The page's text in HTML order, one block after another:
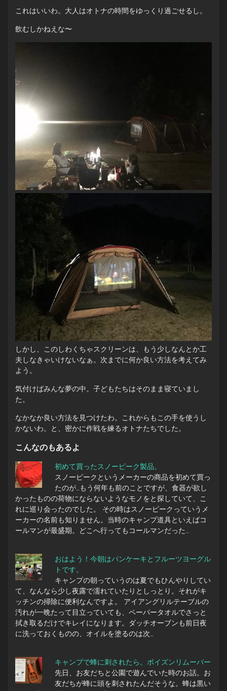
これはいいわ。大人はオトナの時間をゆっくり過ごせるし。
飲むしかねえな〜
しかし、このしわくちゃスクリーンは、もう少しなんとか工
夫しなきゃいけないなぁ。次までに何か良い方法を考えてみ
よう。
気付けばみんな夢の中。子どもたちはそのまま寝ていまし
た。
なかなか良い方法を見つけたわ。これからもこの手を使うし
かないわ。と、密かに作戦を練るオトナたちでした。
こんなのもあるよ
初めて買ったスノーピーク製品。
スノーピークというメーカーの商品を初めて買っ
たのが…もう何年も前のことですが、食器が欲し
かったものの荷物にならないようなモノをと探していて、こ
れに巡り会ったのでした。 その時はスノーピークっていうメ
ーカーの名前も知りません。当時のキャンプ道具といえばコ
ールマンが最盛期。どこへ行ってもコールマンだった…
おはよう！今朝はパンケーキとフルーツヨーグル
トです。
キャンプの朝っていうのは夏でもひんやりしてい
て、なんなら少し夜露で濡れていたりとしっとり。それがキ
ッチンの掃除に便利なんですよ。 アイアングリルテーブルの
汚れが一晩たって目立っていても、ペーパータオルでさっと
拭き取るだけでキレイになります。ダッチオーブンも前日夜
に洗っておくものの、オイルを塗るのは次…
キャンプで蜂に刺されたら。ポイズンリムーバー
先日、お友だちと公園で遊んでいた時のお話。お
友だちが蜂に頭を刺されたんだそうな。蜂は黒い